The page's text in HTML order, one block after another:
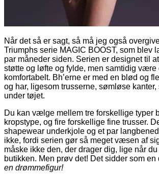
Når det så er sagt, så må jeg også
Triumphs serie MAGIC BOOST, som blev
par måneder siden. Serien er designet til
støtte og løfte og fylde, men samtidig være
komfortabelt. Bh’erne er med en blød og
og har, ligesom trusserne, sømløse
under tøjet.
Du kan vælge mellem tre forskellige typer
kropstype, og fire forskellige fine trusser.
shapewear underkjole og et par
ikke, fordi serien gør så meget væsen af
måske ikke den, der drager dig, lige når
butikken. Men prøv det! Det sidder som en
en drømmefigur!